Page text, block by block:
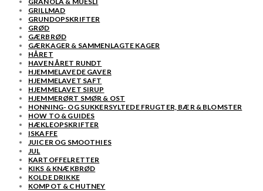
GRILLMAD
GRUNDOPSKRIFTER
GRØD
GÆRBRØD
GÆRKAGER & SAMMENLAGTE KAGER
HÅRET
HAVEN ÅRET RUNDT
HJEMMELAVEDE GAVER
HJEMMELAVET SAFT
HJEMMELAVET SIRUP
HJEMMERØRT SMØR & OST
HONNING- OG SUKKERSYLTEDE FRUGTER, BÆR & BLOMSTER
HOW TO & GUIDES
HÆKLEOPSKRIFTER
ISKAFFE
JUICER OG SMOOTHIES
JUL
KARTOFFELRETTER
KIKS & KNÆKBRØD
KOLDE DRIKKE
KOMPOT & CHUTNEY